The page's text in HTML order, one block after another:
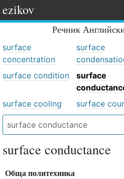
ezikov
Речник
surface
concentration
surface
surface condition
surface
surface cooling surface
surface conductance
Обща политехника